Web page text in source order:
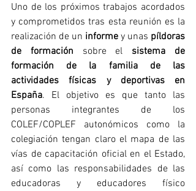
Uno de los próximos trabajos acordados
y comprometidos tras esta reunión es la
realización de un informe y unas píldoras
de formación sobre el sistema de
formación de la familia de las
actividades físicas y deportivas en
España. El objetivo es que tanto las
personas integrantes de los
COLEF/COPLEF autonómicos como la
colegiación tengan claro el mapa de las
vías de capacitación oficial en el Estado,
así como las responsabilidades de las
educadoras y educadores físico